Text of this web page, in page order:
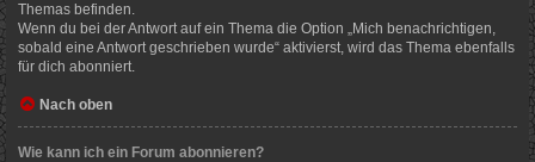
Themas befinden.
Wenn du bei der Antwort auf ein Thema die Option „Mich benachrichtigen,
sobald eine Antwort geschrieben wurde“ aktivierst, wird das Thema ebenfalls
für dich abonniert.
Nach oben
Wie kann ich ein Forum abonnieren?